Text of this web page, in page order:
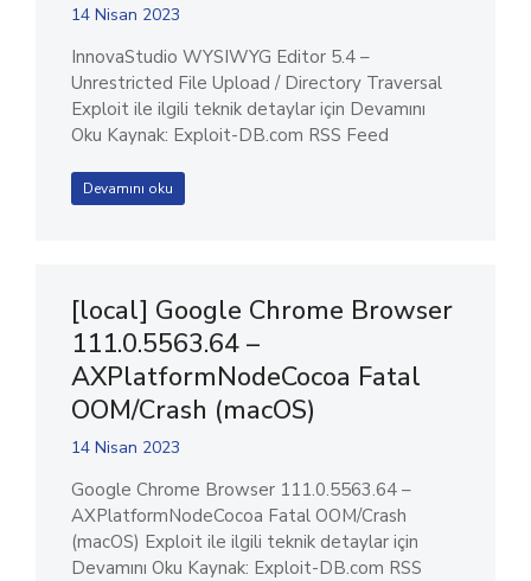
14 Nisan 2023
InnovaStudio WYSIWYG Editor 5.4 –
Unrestricted File Upload / Directory Traversal
Exploit ile ilgili teknik detaylar için Devamını
Oku Kaynak: Exploit-DB.com RSS Feed
Devamını oku
[local] Google Chrome Browser
111.0.5563.64 –
AXPlatformNodeCocoa Fatal
OOM/Crash (macOS)
14 Nisan 2023
Google Chrome Browser 111.0.5563.64 –
AXPlatformNodeCocoa Fatal OOM/Crash
(macOS) Exploit ile ilgili teknik detaylar için
Devamını Oku Kaynak: Exploit-DB.com RSS